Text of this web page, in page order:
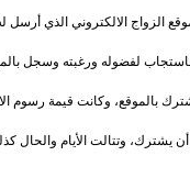
الزواج الالكتروني الذي
فاستجاب لفضوله ورغبته وسجل
يشترك، وتتالت الأيام والحال